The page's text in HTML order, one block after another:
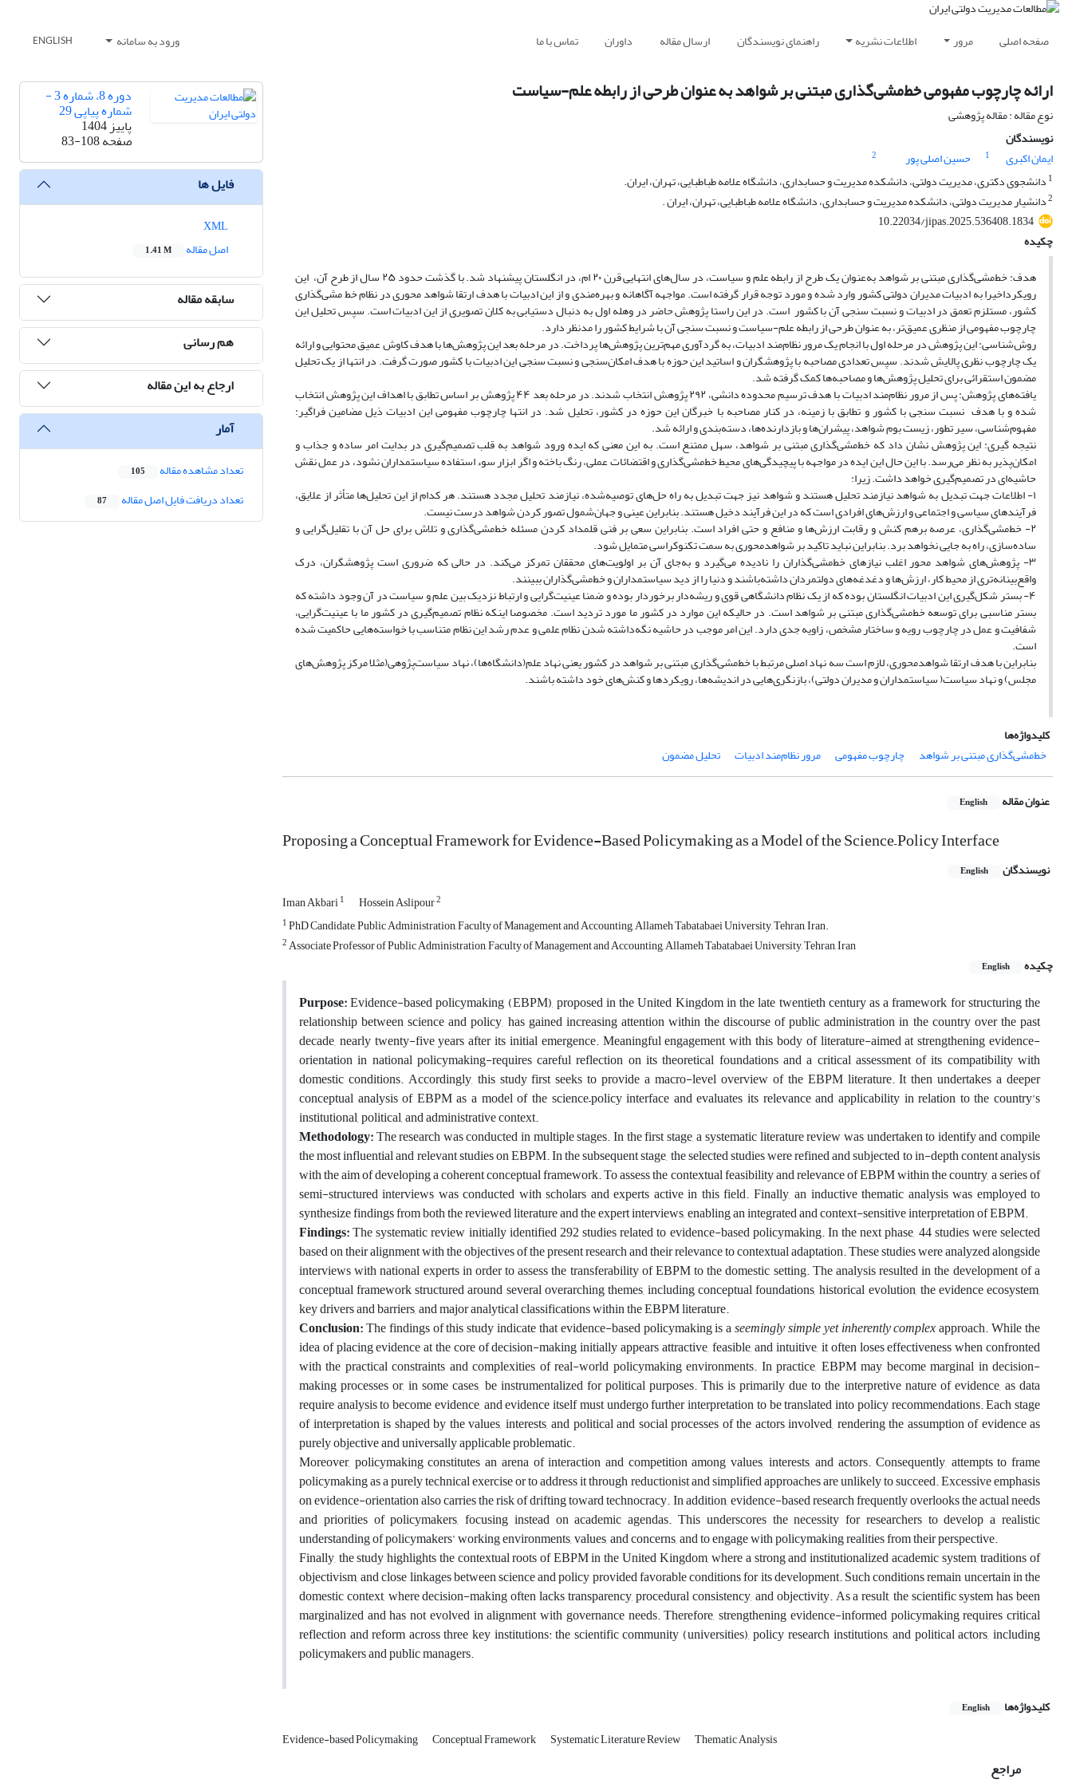
صفحه اصلی مرور اطلاعات نشریه راهنمای نویسندگان ارسال مقاله داوران تماس با ما ورود به سامانه ENGLISH
ارائه چارچوب مفهومی خط‌مشی‌گذاری مبتنی بر شواهد به عنوان طرحی از رابطه علم-سیاست
نوع مقاله : مقاله پژوهشی
نویسندگان
ایمان اکبری
1 حسین اصلی پور
2
1 دانشجوی دکتری، مدیریت دولتی، دانشکده مدیریت و حسابداری، دانشگاه علامه طباطبایی، تهران، ایران.
2دانشیار مدیریت دولتی، دانشکده مدیریت و حسابداری، دانشگاه علامه طباطبایی، تهران، ایران .
10.22034/jipas.2025.536408.1834
چکیده
هدف: خط‌مشی‌گذاری مبتنی بر شواهد به‌عنوان یک طرح از رابطه علم و سیاست، در سال‌های انتهایی قرن ۲۰ ام، در انگلستان پیشنهاد شد. با گذشت حدود ۲۵ سال از طرح آن، این
رویکرداخیرا به ادبیات مدیران دولتی کشور وارد شده و مورد توجه قرار گرفته است. مواجهه آگاهانه و بهره‌مندی و از این ادبیات با هدف ارتقا شواهد محوری در نظام خط مشی‌گذاری
کشور، مستلزم تعمق در ادبیات و نسبت سنجی آن با کشور است. در این راستا پژوهش حاضر در وهله اول به دنبال دستیابی به کلان تصویری از این ادبیات است. سپس تحلیل این
چارچوب مفهومی از منظری عمیق‌تر، به عنوان طرحی از رابطه علم-سیاست و نسبت سنجی آن با شرایط کشور را مدنظر دارد.
روش‌شناسی: این پژوهش در مرحله اول با انجام یک مرور نظام‌مند ادبیات، به گردآوری مهم‌ترین پژوهش‌ها پرداخت. در مرحله بعد این پژوهش‌‌ها با هدف کاوش عمیق محتوایی و ارائه
یک چارچوب نظری پالایش شدند. سپس تعدادی مصاحبه با پژوهشگران و اساتید این حوزه با هدف امکان‌سنجی و نسبت سنجی این ادبیات با کشور صورت گرفت. در انتها از یک تحلیل
مضمون استقرائی برای تحلیل پژوهش‌ها و مصاحبه‌ها کمک گرفته شد.
یافته‌های پژوهش: پس از مرور نظام‌مند ادبیات با هدف ترسیم محدوده دانشی، ۲۹۲ پژوهش انتخاب شدند. در مرحله بعد ۴۴ پژوهش بر اساس تطابق با اهداف این پژوهش انتخاب
شده و با هدف نسبت سنجی با کشور و تطابق با زمینه، در کنار مصاحبه‌ با خبرگان این حوزه در کشور، تحلیل شد. در انتها چارچوب مفهومی این ادبیات ذیل مضامین فراگیر:
مفهوم‌شناسی، سیر تطور، زیست بوم شواهد، پیشران‌ها و بازدارنده‌ها، دسته‌بندی و ارائه شد.
نتیجه گیری: این پژوهش نشان داد که خط‌مشی‌گذاری مبتنی بر شواهد، سهل ممتنع است. به این معنی که ایده ورود شواهد به قلب تصمیم‌گیری در بدایت امر ساده و جذاب و
امکان‌پذیر به نظر می‌رسد. با این حال این ایده در مواجهه با پیچیدگی‌های محیط خط‌مشی‌گذاری و اقتضائات عملی، رنگ باخته و اگر ابزار سوء استفاده سیاستمداران نشود، در عمل نقش
حاشیه‌ای در تصمیم‌گیری خواهد داشت. زیرا:
۱- اطلاعات جهت تبدیل به شواهد نیازمند تحلیل هستند و شواهد نیز جهت تبدیل به راه حل‌های توصیه‌شده، نیازمند تحلیل مجدد هستند. هر کدام از این تحلیل‌ها متأثر از علایق،
فرآیندهای سیاسی و اجتماعی و ارزش‌های افرادی است که در این فرآیند دخیل هستند. بنابراین عینی و جهان‌شمول تصور کردن شواهد درست نیست.
۲- خط‌مشی‌گذاری، عرصه برهم کنش و رقابت ارزش‌ها و منافع و حتی افراد است. بنابراین سعی بر فنی قلمداد کردن مسئله خط‌مشی‌گذاری و تلاش برای حل آن با تقلیل‌گرایی و
ساده‌سازی، راه به جایی نخواهد برد. بنابراین نباید تاکید بر شواهدمحوری به سمت تکنوکراسی متمایل شود.
۳- پژوهش‌های شواهد محور اغلب نیازهای خط‌مشی‌گذاران را نادیده می‌گیرد و به‌جای آن بر اولویت‌های محققان تمرکز می‌کند. در حالی که ضروری است پژوهشگران، درک
واقع‌بینانه‌تری از محیط کار، ارزش‌ها و دغدغه‌های دولتمردان داشته‌باشند و دنیا را از دید سیاستمداران و خط‌مشی‌گذاران ببینند.
۴- بستر شکل‌گیری این ادبیات انگلستان بوده که از یک نظام دانشگاهی قوی و ریشه‌دار برخوردار بوده و ضمنا عینیت‌گرایی و ارتباط نزدیک بین علم و سیاست در آن وجود داشته که
بستر مناسبی برای توسعه خط‌مشی‌گذاری مبتنی بر شواهد است. در حالیکه این موارد در کشور ما مورد تردید است. مخصوصا اینکه نظام تصمیم‌گیری در کشور ما با عینیت‌گرایی،
شفافیت و عمل در چارچوب رویه و ساختار مشخص، زاویه جدی دارد. این امر موجب در حاشیه نگه‌داشته شدن نظام علمی و عدم رشد این نظام متناسب با خواسته‌هایی حاکمیت شده
است.
بنابراین با هدف ارتقا شواهدمحوری، لازم است سه نهاد اصلی مرتبط با خط‌مشی‌گذاری مبتنی بر شواهد در کشور یعنی نهاد علم(دانشگاه‌ها)، نهاد سیاست‌پژوهی(مثلا مرکز پژوهش‌های
مجلس) و نهاد سیاست( سیاستمداران و مدیران دولتی)، بازنگری‌هایی در اندیشه‌ها، رویکردها و کنش‌های خود داشته باشند.
کلیدواژه‌ها
خط‌مشی‌گذاری مبتنی بر شواهد
چارچوب مفهومی مرور نظام‌مند ادبیات تحلیل مضمون
عنوان مقاله English
Proposing a Conceptual Framework for Evidence-Based Policymaking as a Model of the Science–Policy Interface
نویسندگان English
Iman Akbari1 Hossein Aslipour2
1PhD Candidate, Public Administration, Faculty of Management and Accounting, Allameh Tabatabaei University, Tehran, Iran.
2Associate Professor of Public Administration, Faculty of Management and Accounting, Allameh Tabatabaei University, Tehran, Iran
چکیده
English
Purpose:Evidence-based policymaking (EBPM), proposed in the United Kingdom in the late twentieth century as a framework for structuring the
relationship between science and policy, has gained increasing attention within the discourse of public administration in the country over the past
decade, nearly twenty-five years after its initial emergence. Meaningful engagement with this body of literature-aimed at strengthening evidence-
orientation in national policymaking-requires careful reflection on its theoretical foundations and a critical assessment of its compatibility with
domestic conditions. Accordingly, this study first seeks to provide a macro-level overview of the EBPM literature. It then undertakes a deeper
conceptual analysis of EBPM as a model of the science–policy interface and evaluates its relevance and applicability in relation to the country’s
institutional, political, and administrative context.
Methodology:The research was conducted in multiple stages. In the first stage, a systematic literature review was undertaken to identify and compile
the most influential and relevant studies on EBPM. In the subsequent stage, the selected studies were refined and subjected to in-depth content analysis
with the aim of developing a coherent conceptual framework. To assess the contextual feasibility and relevance of EBPM within the country, a series of
semi-structured interviews was conducted with scholars and experts active in this field. Finally, an inductive thematic analysis was employed to
synthesize findings from both the reviewed literature and the expert interviews, enabling an integrated and context-sensitive interpretation of EBPM.
Findings:The systematic review initially identified 292 studies related to evidence-based policymaking. In the next phase, 44 studies were selected
based on their alignment with the objectives of the present research and their relevance to contextual adaptation. These studies were analyzed alongside
interviews with national experts in order to assess the transferability of EBPM to the domestic setting. The analysis resulted in the development of a
conceptual framework structured around several overarching themes, including conceptual foundations, historical evolution, the evidence ecosystem,
key drivers and barriers, and major analytical classifications within the EBPM literature.
Conclusion:The findings of this study indicate that evidence-based policymaking is aseemingly simple yet inherently complexapproach. While the
idea of placing evidence at the core of decision-making initially appears attractive, feasible, and intuitive, it often loses effectiveness when confronted
with the practical constraints and complexities of real-world policymaking environments. In practice, EBPM may become marginal in decision-
making processes or, in some cases, be instrumentalized for political purposes. This is primarily due to the interpretive nature of evidence, as data
require analysis to become evidence, and evidence itself must undergo further interpretation to be translated into policy recommendations. Each stage
of interpretation is shaped by the values, interests, and political and social processes of the actors involved, rendering the assumption of evidence as
purely objective and universally applicable problematic.
Moreover, policymaking constitutes an arena of interaction and competition among values, interests, and actors. Consequently, attempts to frame
policymaking as a purely technical exercise or to address it through reductionist and simplified approaches are unlikely to succeed. Excessive emphasis
on evidence-orientation also carries the risk of drifting toward technocracy. In addition, evidence-based research frequently overlooks the actual needs
and priorities of policymakers, focusing instead on academic agendas. This underscores the necessity for researchers to develop a realistic
understanding of policymakers’ working environments, values, and concerns, and to engage with policymaking realities from their perspective.
Finally, the study highlights the contextual roots of EBPM in the United Kingdom, where a strong and institutionalized academic system, traditions of
objectivism, and close linkages between science and policy provided favorable conditions for its development. Such conditions remain uncertain in the
domestic context, where decision-making often lacks transparency, procedural consistency, and objectivity. As a result, the scientific system has been
marginalized and has not evolved in alignment with governance needs. Therefore, strengthening evidence-informed policymaking requires critical
reflection and reform across three key institutions: the scientific community (universities), policy research institutions, and political actors, including
policymakers and public managers.
کلیدواژه‌ها English
Evidence-based Policymaking Conceptual Framework Systematic Literature Review Thematic Analysis
مراجع
دوره 8، شماره 3 -
شماره پیاپی 29
پاییز 1404
صفحه83-108
فایل ها
اصل مقاله
1.41 M
سابقه مقاله
هم رسانی
ارجاع به این مقاله
آمار
تعداد مشاهده مقاله 105
تعداد دریافت فایل اصل مقاله 87